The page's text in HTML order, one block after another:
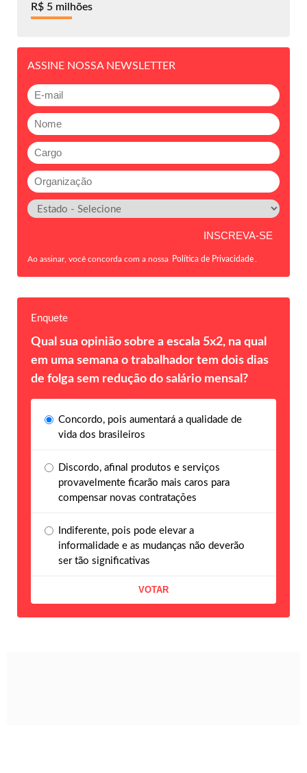
R$ 5 milhões
ASSINE NOSSA NEWSLETTER
Ao assinar, você concorda com a nossa Política de Privacidade
Enquete
Qual sua opinião sobre a escala 5x2, na qual
em uma semana o trabalhador tem dois dias
de folga sem redução do salário mensal?
Concordo, pois aumentará a qualidade de
vida dos brasileiros
Discordo, afinal produtos e serviços
provavelmente ficarão mais caros para
compensar novas contratações
Indiferente, pois pode elevar a
informalidade e as mudanças não deverão
ser tão significativas